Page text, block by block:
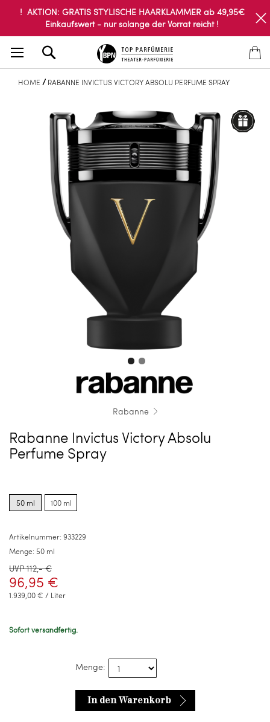
! AKTION: GRATIS STYLISCHE HAARKLAMMER ab 49,95€
Einkaufswert - nur solange der Vorrat reicht !
HOME RABANNE INVICTUS VICTORY ABSOLU PERFUME SPRAY
Rabanne
Rabanne Invictus Victory Absolu
Perfume Spray
options
for50 ml
options
for
100 ml
Artikelnummer: 933229
Menge: 50 ml
UVP 112,- €
96,95 €
1.939,00 € / Liter
Sofort versandfertig.
Menge:
In den Warenkorb